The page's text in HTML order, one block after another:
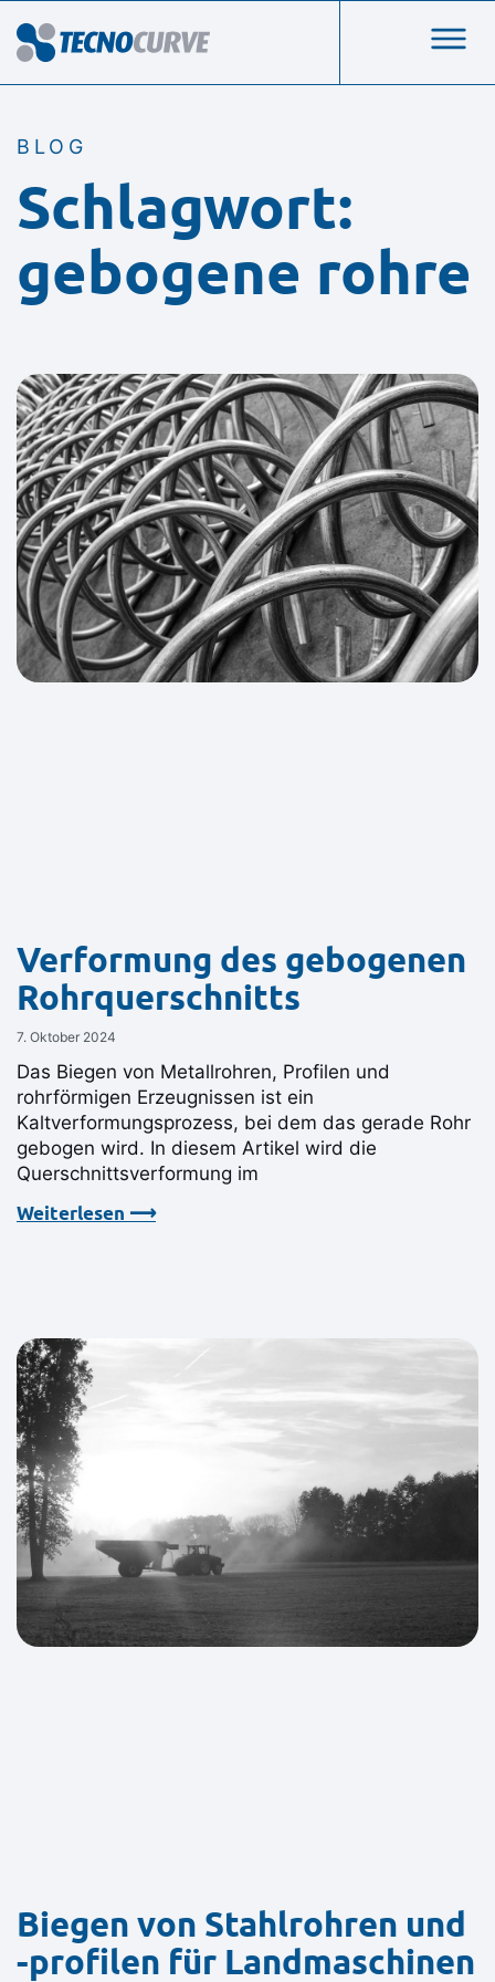
BLOG
Schlagwort:
gebogene rohre
Verformung des gebogenen
Rohrquerschnitts
7. Oktober 2024
Das Biegen von Metallrohren, Profilen und
rohrförmigen Erzeugnissen ist ein
Kaltverformungsprozess, bei dem das gerade Rohr
gebogen wird. In diesem Artikel wird die
Querschnittsverformung im
Weiterlesen ⟶
Biegen von Stahlrohren und
-profilen für Landmaschinen